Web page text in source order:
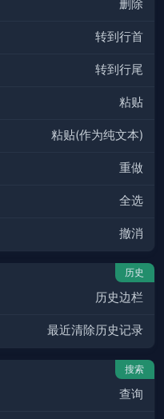
删除
转到行首
转到行尾
粘贴
粘贴(作为纯文本)
重做
全选
撤消
历史
历史边栏
最近清除历史记录
搜索
查询